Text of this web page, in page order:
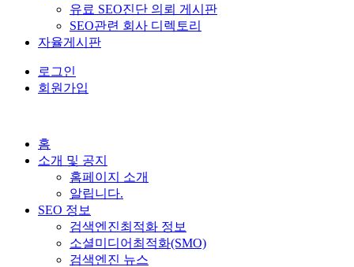
유료 SEO진단 의뢰 게시판
SEO관련 회사 디렉토리
자율게시판
로그인
회원가입
홈
소개 및 공지
홈페이지 소개
알립니다.
SEO 정보
검색엔진최적화 정보
소셜미디어최적화(SMO)
검색엔진 뉴스